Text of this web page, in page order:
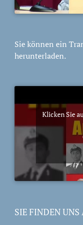
Sie können ein
herunterladen.
Klicken Sie
SIE FINDEN UNS